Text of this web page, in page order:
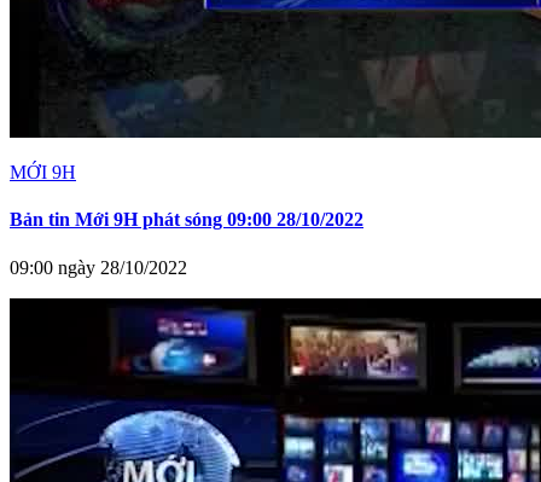
MỚI 9H
Bản tin Mới 9H phát sóng 09:00 28/10/2022
09:00 ngày 28/10/2022